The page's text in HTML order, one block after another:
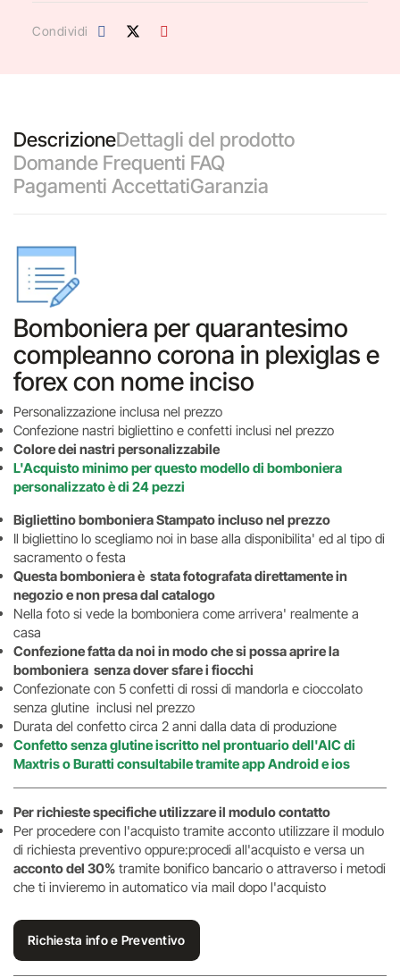
Condividi
DescrizioneDettagli del prodotto
Domande Frequenti FAQ
Pagamenti AccettatiGaranzia
Bomboniera per quarantesimo
compleanno corona in plexiglas e
forex con nome inciso
Personalizzazione inclusa nel prezzo
Confezione nastri bigliettino e confetti inclusi nel prezzo
Colore dei nastri personalizzabile
L'Acquisto minimo per questo modello di bomboniera
personalizzato è di 24 pezzi
Bigliettino bomboniera Stampato incluso nel prezzo
Il bigliettino lo scegliamo noi in base alla disponibilita' ed al tipo di
sacramento o festa
Questa bomboniera è stata fotografata direttamente in
negozio e non presa dal catalogo
Nella foto si vede la bomboniera come arrivera' realmente a
casa
Confezione fatta da noi in modo che si possa aprire la
bomboniera senza dover sfare i fiocchi
Confezionate con 5 confetti di rossi di mandorla e cioccolato
senza glutine inclusi nel prezzo
Durata del confetto circa 2 anni dalla data di produzione
Confetto senza glutine iscritto nel prontuario dell'AIC di
Maxtris o Buratti consultabile tramite app Android e ios
Per richieste specifiche utilizzare il modulo contatto
Per procedere con l'acquisto tramite acconto utilizzare il modulo
di richiesta preventivo oppure:procedi all'acquisto e versa un
acconto del 30% tramite bonifico bancario o attraverso i metodi
che ti invieremo in automatico via mail dopo l'acquisto
Richiesta info e Preventivo